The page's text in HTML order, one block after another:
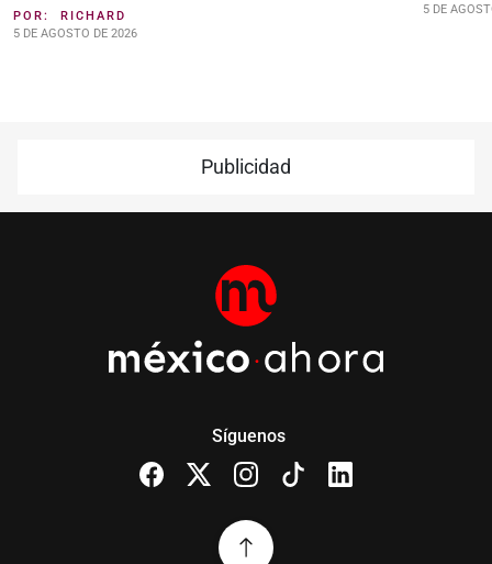
POR: RICHARD
5 DE AGOSTO DE 2026
5 DE
Publicidad
Síguenos